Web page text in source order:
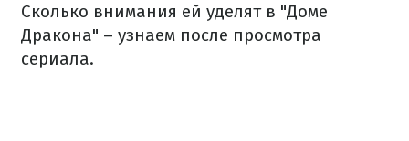
Сколько внимания ей уделят в "Доме
Дракона" – узнаем после просмотра
сериала.